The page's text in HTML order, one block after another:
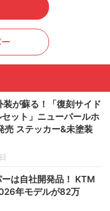
装が蘇る！「復刻サイド
ット」ニューパールホ
ステッカー&未塗装
ーは自社開発品！ KTM
年モデルが82万